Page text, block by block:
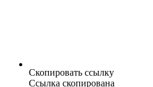
Скопировать ссылку
Ссылка скопирована